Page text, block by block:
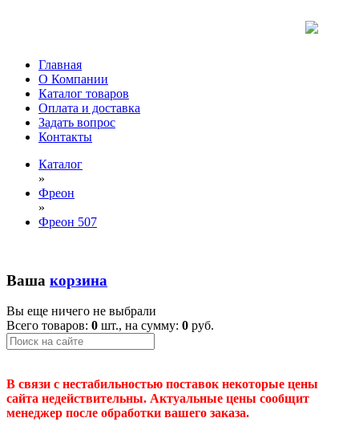
Главная
О Компании
Каталог товаров
Оплата и доставка
Задать вопрос
Контакты
Каталог
»
Фреон
»
Фреон 507
Ваша корзина
Вы еще ничего не выбрали
Всего товаров: 0 шт., на сумму: 0 руб.
В связи с нестабильностью поставок некоторые цены
сайта недействительны. Актуальные цены сообщит
менеджер после обработки вашего заказа.